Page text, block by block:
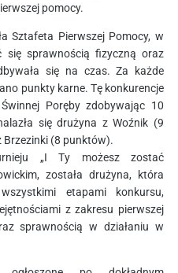
pomocy.
Sztafeta Pierwszej Pomocy, w
się sprawnością fizyczną oraz
się na czas. Za każde
punkty karne. Tę konkurencje
Poręby zdobywając 10
się drużyna z Woźnik (9
Brzezinki (8 punktów).
„I Ty możesz zostać
została drużyna, która
etapami konkursu,
z zakresu pierwszej
sprawnością w działaniu w